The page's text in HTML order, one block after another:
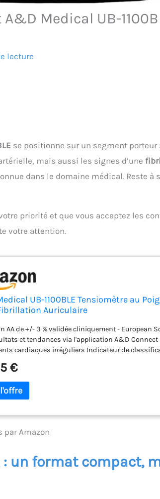
Medical UB-
lecture
se positionne sur un segment
mais aussi les signes d’une
dans le domaine médical. Reste à
priorité et que vous acceptez les
votre attention.
UB-1100BLE Tensiomètre au
Auriculaire
AA de +/- 3 % validée cliniquement - European
et tendances via l'application A&D
cardiaques irréguliers Indicateur de
€
Amazon
un format compact,